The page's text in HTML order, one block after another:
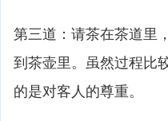
第三道：请茶在茶道里
到茶壶里。虽然过程比
的是对客人的尊重。